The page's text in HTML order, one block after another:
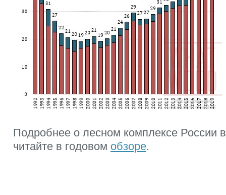
Подробнее о лесном комплексе России в
читайте в годовом обзоре.